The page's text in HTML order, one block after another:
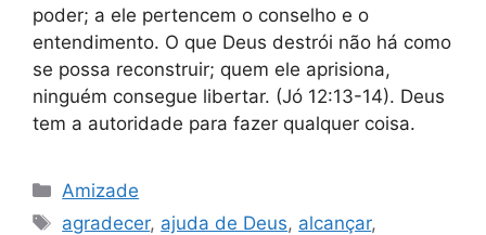
poder; a ele pertencem o conselho e o
entendimento. O que Deus destrói não há como
se possa reconstruir; quem ele aprisiona,
ninguém consegue libertar. (Jó 12:13-14). Deus
tem a autoridade para fazer qualquer coisa.
Categorias
Amizade
Tags
agradecer, ajuda de Deus, alcançar,